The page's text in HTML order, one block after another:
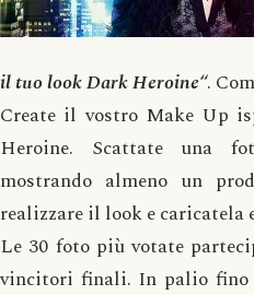
il tuo look Dark Heroine“.
Create il vostro Make Up
Heroine. Scattate una
mostrando almeno un
realizzare il look e caricatela
Le 30 foto più votate
vincitori finali. In palio fino